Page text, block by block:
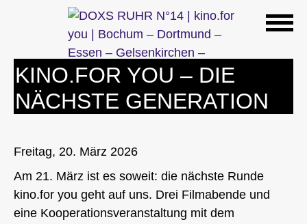
springen
KINO.FOR YOU – DIE
NÄCHSTE GENERATION
Freitag, 20. März 2026
Am 21. März ist es soweit: die nächste Runde
kino.for you geht auf uns. Drei Filmabende und
eine Kooperationsveranstaltung mit dem